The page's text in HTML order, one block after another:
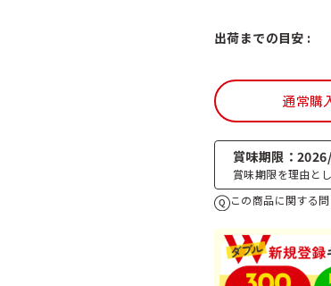
出荷までの目安 :
通常購
賞味期限
賞味期限を理由と
この商品に関する